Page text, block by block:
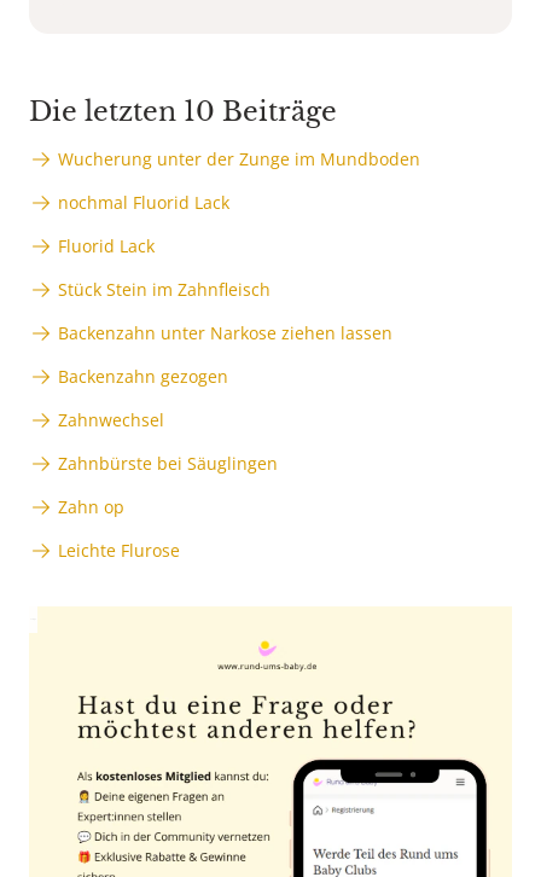
Die letzten 10 Beiträge
Wucherung unter der Zunge im Mundboden
nochmal Fluorid Lack
Fluorid Lack
Stück Stein im Zahnfleisch
Backenzahn unter Narkose ziehen lassen
Backenzahn gezogen
Zahnwechsel
Zahnbürste bei Säuglingen
Zahn op
Leichte Flurose